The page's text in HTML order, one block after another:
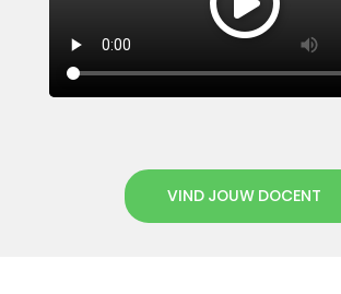
VIND JOUW DOCENT